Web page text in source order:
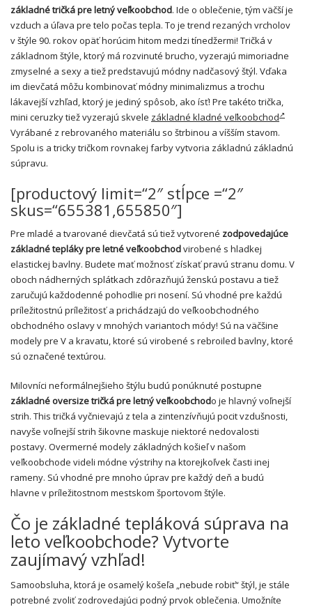
základné tričká pre letný veľkoobchod. Ide o oblečenie, tým väčší je
vzduch a úľava pre telo počas tepla. To je trend rezaných vrcholov
v štýle 90. rokov opäť horúcim hitom medzi tínedžermi! Tričká v
základnom štýle, ktorý má rozvinuté brucho, vyzerajú mimoriadne
zmyselné a sexy a tiež predstavujú módny nadčasový štýl. Vďaka
im dievčatá môžu kombinovať módny minimalizmus a trochu
lákavejší vzhľad, ktorý je jediný spôsob, ako ísť! Pre takéto trička,
mini ceruzky tiež vyzerajú skvele základné kladné veľkoobchod
Vyrábané z rebrovaného materiálu so štrbinou a víšším stavom.
Spolu is a tricky tričkom rovnakej farby vytvoria základnú základnú
súpravu.
[productový limit=“2″ stĺpce =“2″
skus=“655381,655850″]
Pre mladé a tvarované dievčatá sú tiež vytvorené zodpovedajúce
základné tepláky pre letné veľkoobchodvirobené s hladkej
elastickej bavlny. Budete mať možnosť získať pravú stranu domu. V
oboch nádherných splátkach zdôrazňujú ženskú postavu a tiež
zaručujú každodenné pohodlie pri nosení. Sú vhodné pre každú
príležitostnú príležitosť a prichádzajú do veľkoobchodného
obchodného oslavy v mnohých variantoch módy! Sú na väčšine
modely pre V a kravatu, ktoré sú virobené s rebroiled bavlny, ktoré
sú označené textúrou.
Milovníci neformálnejšieho štýlu budú ponúknuté postupne
základné oversize tričká pre letný veľkoobchodo je hlavný voľnejší
strih. This tričká vyčnievajú z tela a zintenzívňujú pocit vzdušnosti,
navyše voľnejší strih šikovne maskuje niektoré nedovalosti
postavy. Overmerné modely základných košieľ v našom
veľkoobchode videli módne výstrihy na ktorejkoľvek časti inej
rameny. Sú vhodné pre mnoho úprav pre každý deň a budú
hlavne v príležitostnom mestskom športovom štýle.
Čo je základné tepláková súprava na
leto veľkoobchode? Vytvorte
zaujímavý vzhľad!
Samoobsluha, ktorá je osamelý košeľa „nebude robiť“ štýl, je stále
potrebné zvoliť zodrovedajúci podný prvok oblečenia. Umožníte